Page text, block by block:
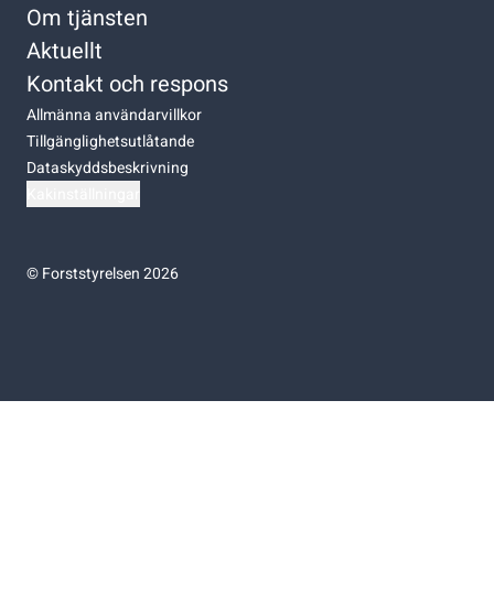
Om tjänsten
Aktuellt
Kontakt och respons
Allmänna användarvillkor
Tillgänglighetsutlåtande
Dataskyddsbeskrivning
©Forststyrelsen 2026